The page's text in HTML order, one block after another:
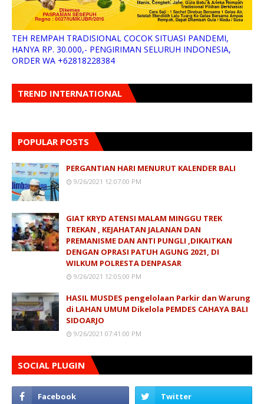
TEH REMPAH TRADISIONAL COCOK SITUASI PANDEMI,
HANYA RP. 30.000,- PENGIRIMAN SELURUH INDONESIA,
ORDER WA +62818228384
TREND INTERNATIONAL
POPULAR POSTS
PERGANTIAN HARI MENURUT KALENDER BALI
9/26/2021 12:07:00 PM
GIAT KRYD ATENSI MALAM MINGGU TREK
TREKAN , KEJAHATAN JALANAN DAN
PREMANISME DAN ANTI PUNGLI ,DIKAITKAN
DENGAN OPRASI PATUH AGUNG 2021, DI
WILKUM POLRESTA DENPASAR
9/26/2021 12:05:00 PM
HASIL MUSDES pengelolaan Parkir dan Warung
di LAHAN UMUM Dikelola PEMDES CAHAYA BALI
SIDOARJO
9/26/2021 07:41:00 PM
SOCIAL PLUGIN